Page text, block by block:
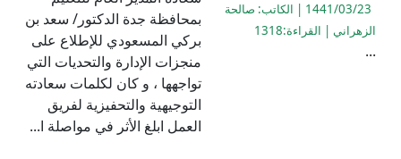
1441/03/23 | الكاتب: صالحة
الزهراني | القراءة:1318
...
بمحافظة جدة الدكتور/ سعد بن
بركي المسعودي للإطلاع على
منجزات الإدارة والتحديات التي
تواجهها ، و كان لكلمات سعادته
التوجيهية والتحفيزية لفريق
العمل ابلغ الأثر في مواصلة ا...